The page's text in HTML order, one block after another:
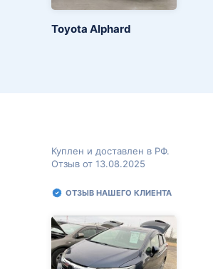
Toyota Alphard
Куплен и доставлен в РФ.
Отзыв от 13.08.2025
ОТЗЫВ НАШЕГО КЛИЕНТА